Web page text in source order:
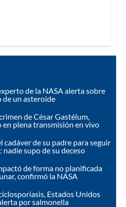
de la NASA alerta sobre
un asteroide
de César Gastélum,
en plena transmisión en vivo
cadáver de su padre para seguir
supo de su deceso
de forma no planificada
confirmó la NASA
Estados Unidos
por salmonella